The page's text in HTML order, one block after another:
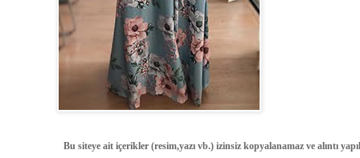
Bu siteye ait içerikler (resim,yazı vb.) izinsiz kopyalanamaz ve alıntı